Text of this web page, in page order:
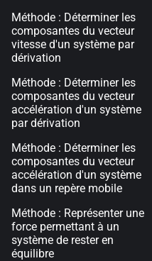
Méthode : Déterminer les
composantes du vecteur
vitesse d'un système par
dérivation
Méthode : Déterminer les
composantes du vecteur
accélération d'un système
par dérivation
Méthode : Déterminer les
composantes du vecteur
accélération d'un système
dans un repère mobile
Méthode : Représenter une
force permettant à un
système de rester en
équilibre